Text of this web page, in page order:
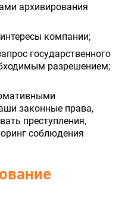
архивирования
компании;
государственного
разрешением;
законные права,
преступления,
соблюдения